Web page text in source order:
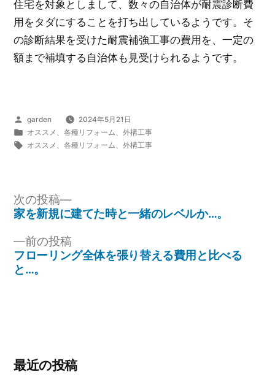
住宅を対象としまして、数々の自治体が耐震診断費
用をタダにすることを打ち出しているようです。そ
の診断結果を受けた耐震補強工事の費用を、一定の
額まで補填する自治体も見受けられるようです。
投
稿
者:
garden
2024年5月21日
カ
テ
オススメ 各種リフォーム
外構工事
タ
オススメ 各種リフォーム 外構工事
投
稿
ナ
ビ
ン
前の投稿
の
フローリング全体を張り替える費用と比べる
と…。
次の投稿
次
の
家を新規に建てた時と一緒のレベルか…。
最近の投稿